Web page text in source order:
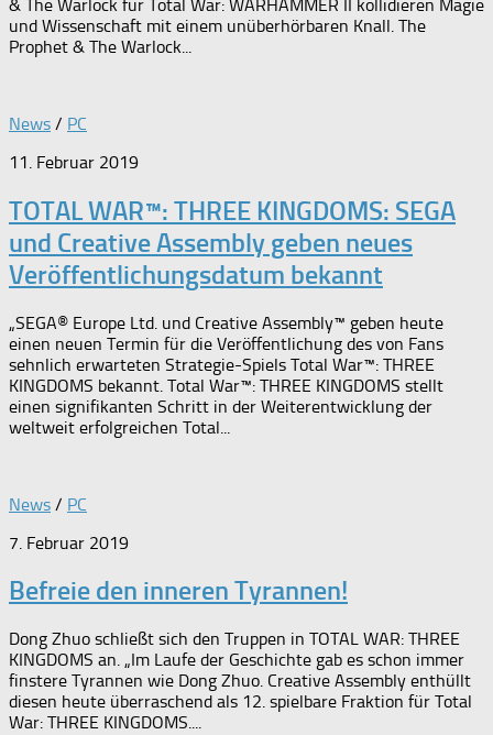
& The Warlock für Total War: WARHAMMER II kollidieren Magie
und Wissenschaft mit einem unüberhörbaren Knall. The
Prophet & The Warlock...
News / PC
11. Februar 2019
TOTAL WAR™: THREE KINGDOMS: SEGA
und Creative Assembly geben neues
Veröffentlichungsdatum bekannt
„SEGA® Europe Ltd. und Creative Assembly™ geben heute
einen neuen Termin für die Veröffentlichung des von Fans
sehnlich erwarteten Strategie-Spiels Total War™: THREE
KINGDOMS bekannt. Total War™: THREE KINGDOMS stellt
einen signifikanten Schritt in der Weiterentwicklung der
weltweit erfolgreichen Total...
News / PC
7. Februar 2019
Befreie den inneren Tyrannen!
Dong Zhuo schließt sich den Truppen in TOTAL WAR: THREE
KINGDOMS an. „Im Laufe der Geschichte gab es schon immer
finstere Tyrannen wie Dong Zhuo. Creative Assembly enthüllt
diesen heute überraschend als 12. spielbare Fraktion für Total
War: THREE KINGDOMS....